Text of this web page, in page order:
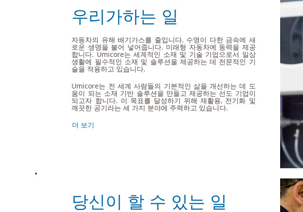
우리가하는 일
자동차의 유해 배기가스를 줄입니다. 수명이 다한 금속에 새
로운 생명을 불어 넣어줍니다. 미래형 자동차에 동력을 제공
합니다. Umicore는 세계적인 소재 및 기술 기업으로서 일상
생활에 필수적인 소재 및 솔루션을 제공하는 데 전문적인 기
술을 적용하고 있습니다.
Umicore는 전 세계 사람들의 기본적인 삶을 개선하는 데 도
움이 되는 소재 기반 솔루션을 만들고 제공하는 선도 기업이
되고자 합니다. 이 목표를 달성하기 위해 재활용, 전기화 및
깨끗한 공기라는 세 가지 분야에 주력하고 있습니다.
더 보기
당신이 할 수 있는 일